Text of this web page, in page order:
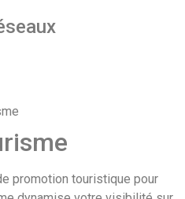
promotion touristique pour